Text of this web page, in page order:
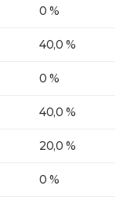
0 %
40,0 %
0 %
40,0 %
20,0 %
0 %